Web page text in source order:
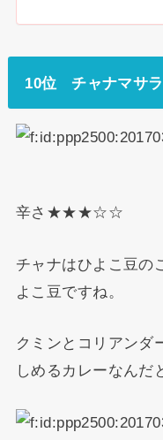
10位 チャナマサラ
辛さ★★★☆☆
チャナはひよこ豆の
よこ豆ですね。
クミンとコリアンダ
しめるカレーなんだ